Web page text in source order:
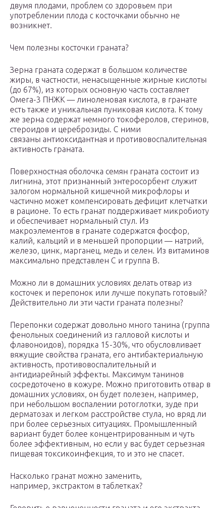
двумя плодами, проблем со здоровьем при
употреблении плода с косточками обычно не
возникнет.
Чем полезны косточки граната?
Зерна граната содержат в большом количестве
жиры, в частности, ненасыщенные жирные кислоты
(до 67%), из которых основную часть составляет
Омега-3 ПНЖК — линоленовая кислота, в гранате
есть также и уникальная пуниковая кислота. К тому
же зерна содержат немного токоферолов, стеринов,
стероидов и цереброзиды. С ними
связаны антиоксидантная и противовоспалительная
активность граната.
Поверхностная оболочка семян граната состоит из
лигнина, этот признанный энтеросорбент служит
залогом нормальной кишечной микрофлоры и
частично может компенсировать дефицит клетчатки
в рационе. То есть гранат поддерживает микробиоту
и обеспечивает нормальный стул. Из
макроэлементов в гранате содержатся фосфор,
калий, кальций и в меньшей пропорции — натрий,
железо, цинк, марганец, медь и селен. Из витаминов
максимально представлен С и группа В.
Можно ли в домашних условиях делать отвар из
косточек и перепонок или лучше покупать готовый?
Действительно ли эти части граната полезны?
Перепонки содержат довольно много танина (группа
фенольных соединений из галловой кислоты и
флавоноидов), порядка 15-30%, что обусловливает
вяжущие свойства граната, его антибактериальную
активность, противовоспалительный и
антидиарейный эффекты. Максимум танинов
сосредоточено в кожуре. Можно приготовить отвар в
домашних условиях, он будет полезен, например,
при небольшом воспалении ротоглотки, зуде при
дерматозах и легком расстройстве стула, но вряд ли
при более серьезных ситуациях. Промышленный
вариант будет более концентрированным и чуть
более эффективным, но если у вас будет серьезная
пищевая токсикоинфекция, то и это не спасет.
Насколько гранат можно заменить,
например, экстрактом в таблетках?